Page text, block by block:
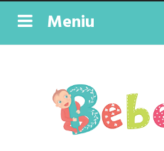
Meniu